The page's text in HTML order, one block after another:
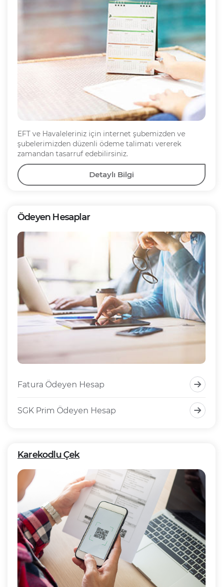
EFT ve Havaleleriniz için internet şubemizden ve
şubelerimizden düzenli ödeme talimatı vererek
zamandan tasarruf edebilirsiniz.
Detaylı Bilgi
Ödeyen Hesaplar
Fatura Ödeyen Hesap
SGK Prim Ödeyen Hesap
Karekodlu Çek